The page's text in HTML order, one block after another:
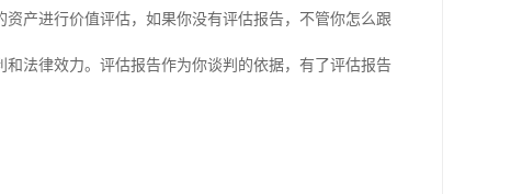
产进行价值评估，如果你没有评估报告，不管你怎么跟
法律效力。评估报告作为你谈判的依据，有了评估报告